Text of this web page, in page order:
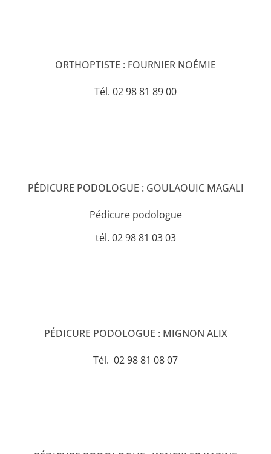
ORTHOPTISTE : FOURNIER NOÉMIE
Tél. 02 98 81 89 00
PÉDICURE PODOLOGUE : GOULAOUIC MAGALI
Pédicure podologue
tél. 02 98 81 03 03
PÉDICURE PODOLOGUE : MIGNON ALIX
Tél. 02 98 81 08 07